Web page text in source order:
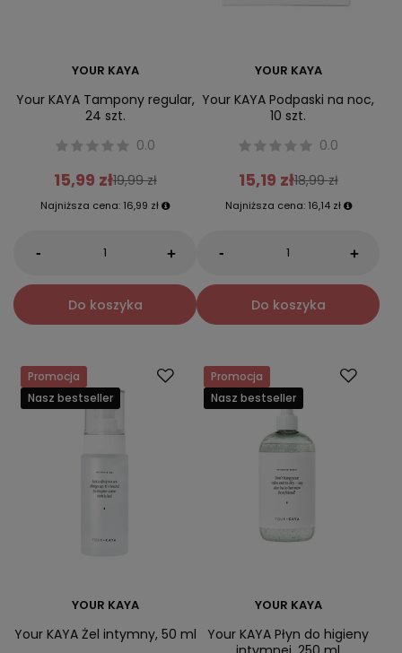
YOUR KAYA
Your KAYA Tampony regular,
24 szt.
0.0
15,99 zł19,99 zł
Najniższa cena: 16,99 zł
- +
Do koszyka
YOUR KAYA
Your KAYA Podpaski na noc,
10 szt.
0.0
15,19 zł18,99 zł
Najniższa cena: 16,14 zł
- +
Do koszyka
Promocja
Nasz bestseller
YOUR KAYA
Your KAYA Żel intymny, 50 ml
Promocja
Nasz bestseller
YOUR KAYA
Your KAYA Płyn do higieny